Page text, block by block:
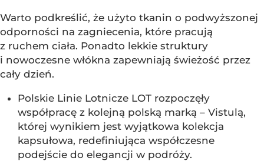
Warto podkreślić, że użyto tkanin o podwyższonej
odporności na zagniecenia, które pracują
z ruchem ciała. Ponadto lekkie struktury
i nowoczesne włókna zapewniają świeżość przez
cały dzień.
Polskie Linie Lotnicze LOT rozpoczęły
współpracę z kolejną polską marką – Vistulą,
której wynikiem jest wyjątkowa kolekcja
kapsułowa, redefiniująca współczesne
podejście do elegancji w podróży.